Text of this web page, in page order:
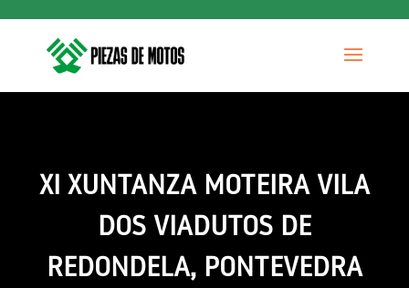
XI XUNTANZA MOTEIRA VILA
DOS VIADUTOS DE
REDONDELA, PONTEVEDRA